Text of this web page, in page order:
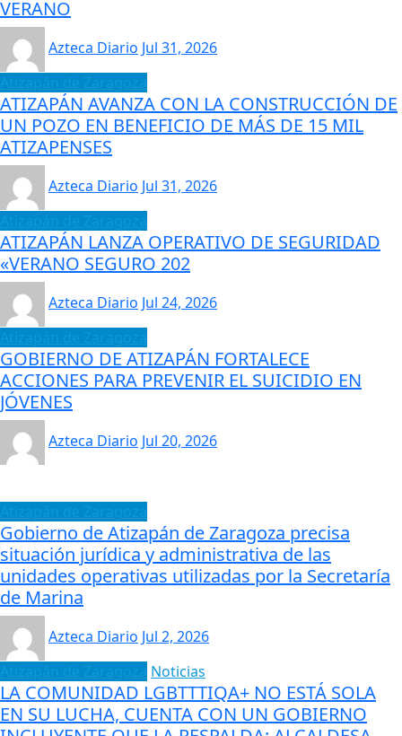
VERANO
Azteca Diario Jul 31, 2026
ATIZAPÁN AVANZA CON LA CONSTRUCCIÓN DE
UN POZO EN BENEFICIO DE MÁS DE 15 MIL
ATIZAPENSES
Azteca Diario Jul 31, 2026
ATIZAPÁN LANZA OPERATIVO DE SEGURIDAD
«VERANO SEGURO 202
Azteca Diario Jul 24, 2026
GOBIERNO DE ATIZAPÁN FORTALECE
ACCIONES PARA PREVENIR EL SUICIDIO EN
JÓVENES
Azteca Diario Jul 20, 2026
Gobierno de Atizapán de Zaragoza precisa
situación jurídica y administrativa de las
unidades operativas utilizadas por la Secretaría
de Marina
Azteca Diario Jul 2, 2026
Noticias
LA COMUNIDAD LGBTTTIQA+ NO ESTÁ SOLA
EN SU LUCHA, CUENTA CON UN GOBIERNO